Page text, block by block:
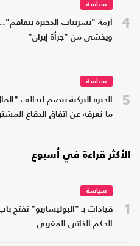
4
سياسة
أزمة "تسريبات الذخيرة
ويخشى من "جرأة إيران"
5
سياسة
الخبرة التركية تنضم لتحالف
ما نعرفه عن اتفاق الدفاع
الأكثر قراءة في أسبوع
1
سياسة
قيادات بـ "البوليساريو" تفتح
الحكم الذاتي المغربي